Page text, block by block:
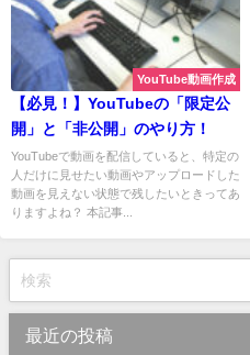
YouTube動画作成
【必見！】YouTubeの「限定公
開」と「非公開」のやり方！
YouTubeで動画を配信していると、特定の
人だけに見せたい動画やアップロードした
動画を見えない状態で残したいときってあ
りますよね？ 本記事...
最近の投稿